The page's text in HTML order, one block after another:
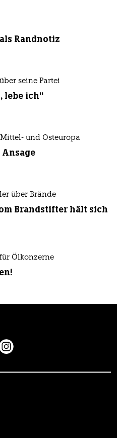
Randnotiz
seine Partei
lebe ich“
und Osteuropa
über Brände
Brandstifter hält sich
Ölkonzerne